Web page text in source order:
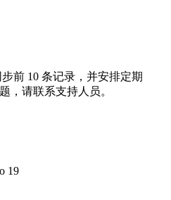
前 10 条记录，并安排定期
，请联系支持人员。
19